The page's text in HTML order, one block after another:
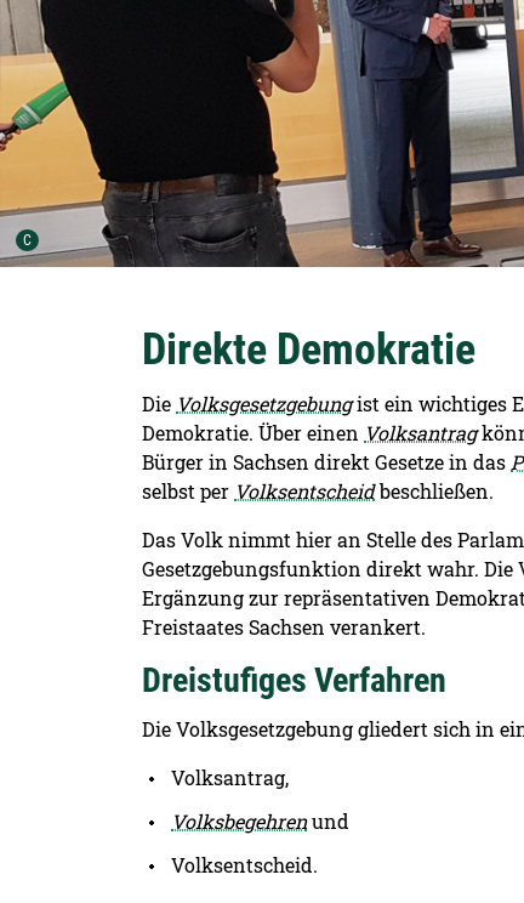
C Urheber der Grafik:
Direkte Demokratie
Die Volksgesetzgebungist ein wichtiges
Demokratie. Über einen Volksantrag
Bürger in Sachsen direkt Gesetze in das
selbst per Volksentscheidbeschließen.
Das Volk nimmt hier an Stelle des
Gesetzgebungsfunktion direkt wahr. Die
Ergänzung zur repräsentativen
Freistaates Sachsen verankert.
Dreistufiges Verfahren
Die Volksgesetzgebung gliedert sich in
Volksantrag,
Volksbegehrenund
Volksentscheid.